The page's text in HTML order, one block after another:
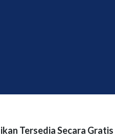
Tersedia Secara Gratis